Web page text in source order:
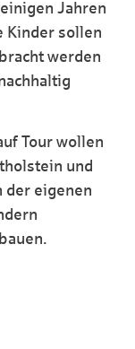
Jahren
Kinder sollen
werden
Tour wollen
und
der eigenen